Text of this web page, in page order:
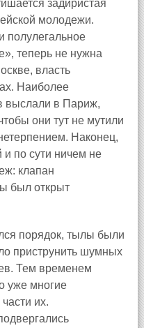
задиристая
молодежи.
полулегальное
теперь не нужна
власть
Наиболее
выслали в Париж,
они тут не мутили
Наконец,
по сути ничем не
клапан
был открыт
порядок, тылы были
приструнить шумных
Тем временем
уже многие
их.